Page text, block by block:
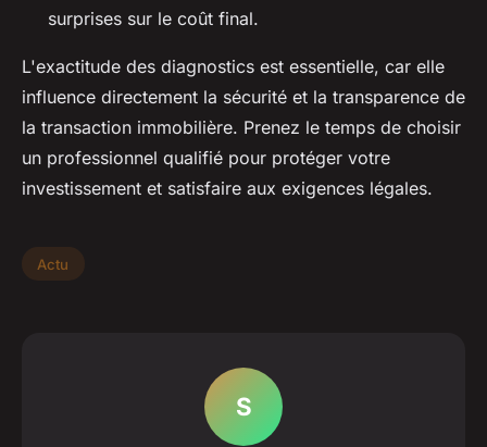
surprises sur le coût final.
L'exactitude des diagnostics est essentielle, car elle
influence directement la sécurité et la transparence de
la transaction immobilière. Prenez le temps de choisir
un professionnel qualifié pour protéger votre
investissement et satisfaire aux exigences légales.
Actu
S